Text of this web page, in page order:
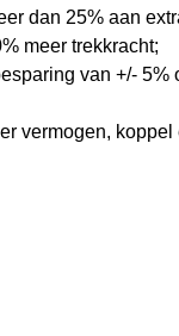
dan 25% aan
meer trekkracht;
van +/- 5%
vermogen,